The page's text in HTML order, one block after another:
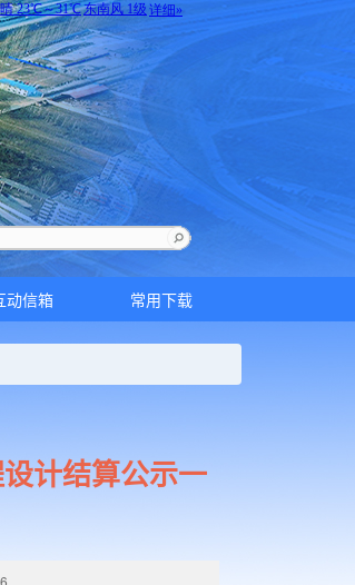
动信箱 常用下载
计结算公示一